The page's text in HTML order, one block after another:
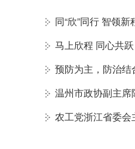
同“欣”同行 智领
马上欣程 同心共
预防为主，防治
温州市政协副主
农工党浙江省委